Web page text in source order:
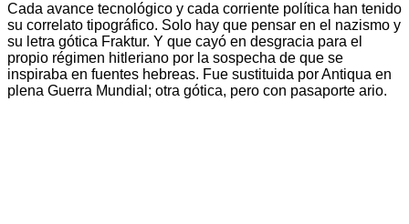
Cada avance tecnológico y cada corriente política han tenido
su correlato tipográfico. Solo hay que pensar en el nazismo y
su letra gótica Fraktur. Y que cayó en desgracia para el
propio régimen hitleriano por la sospecha de que se
inspiraba en fuentes hebreas. Fue sustituida por Antiqua en
plena Guerra Mundial; otra gótica, pero con pasaporte ario.